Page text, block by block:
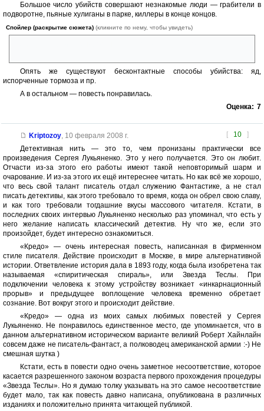
Большое число убийств совершают незнакомые люди — грабители в
подворотне, пьяные хулиганы в парке, киллеры в конце концов.
Спойлер (раскрытие сюжета) (кликните по нему, чтобы увидеть)
Опять же существуют бесконтактные способы убийства: яд,
испорченные тормоза и пр.
А в остальном — повесть понравилась.
Оценка: 7
[ 10 ]
Kriptozoy, 10 февраля 2008 г.
Детективная нить — это то, чем пронизаны практически все
произведения Сергея Лукьяненко. Это у него получается. Это он любит.
Отчасти из-за этого его работы имеют такой неповторимый шарм и
очарование. И из-за этого их ещё интереснее читать. Но как всё же хорошо,
что весь свой талант писатель отдал служению Фантастике, а не стал
писать детективы, как этого требовало то время, когда он обрел свою славу,
и как того требовали тогдашние вкусы массового читателя. Кстати, в
последних своих интервью Лукьяненко несколько раз упоминал, что есть у
него желание написать классический детектив. Ну что же, если это
произойдет, будет интересно ознакомиться.
«Кредо» — очень интересная повесть, написанная в фирменном
стиле писателя. Действие происходит в Москве, в мире альтернативной
истории. Ответвление история дала в 1893 году, когда была изобретена так
называемая «спиритическая спираль», или Звезда Теслы. При
подключении человека к этому устройству возникает «инкарнационный
прорыв» и предыдущее воплощение человека временно обретает
сознание. Вот вокруг этого и происходит действие.
«Кредо» — одна из моих самых любимых повестей у Сергея
Лукьяненко. Не понравилось единственное место, где упоминается, что в
данном альтернативном историческом варианте великий Роберт Хайнлайн
совсем даже не писатель-фантаст, а полководец американской армии :-) Не
смешная шутка )
Кстати, есть в повести одно очень заметное несоответствие, которое
касается разрешенного законом возраста первого прохождения процедуры
«Звезда Теслы». Но я думаю толку указывать на это самое несоответствие
будет мало, так как повесть давно написана, опубликована в различных
изданиях и положительно принята читающей публикой.